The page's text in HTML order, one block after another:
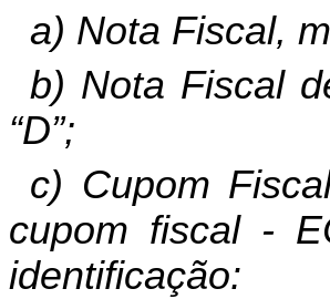
a) Nota Fiscal,
b) Nota Fiscal
“D”;
c) Cupom
cupom fiscal -
identificação: